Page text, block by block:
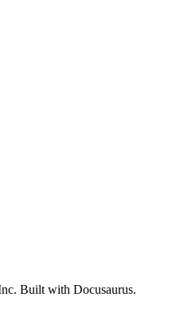
Built with Docusaurus.